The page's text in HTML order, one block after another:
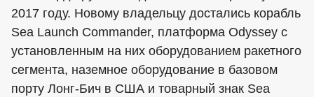
2017 году. Новому владельцу достались корабль
Sea Launch Commander, платформа Odyssey с
установленным на них оборудованием ракетного
сегмента, наземное оборудование в базовом
порту Лонг-Бич в США и товарный знак Sea